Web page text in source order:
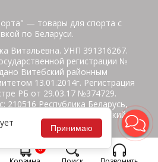
— товары для спорта с
по Беларуси.
Витальевна. УНП 391316267.
регистрации №
Витебский районным
13.01.2014г. Регистрация
РБ от 29.03.17 №374729.
210516 Республика Беларусь,
район, Бабиничский с/
ул.Школьная
Потребителям на заметку
Обмен/Возврат
0
Принимаю